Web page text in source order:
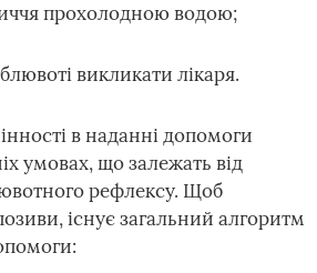
прохолодною водою;
викликати лікаря.
в наданні допомоги
умовах, що залежать від
рефлексу. Щоб
існує загальний алгоритм